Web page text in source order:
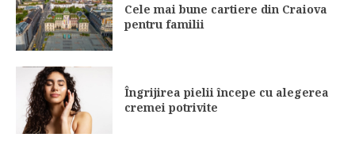
Cele mai bune cartiere din Craiova
pentru familii
Îngrijirea pielii începe cu alegerea
cremei potrivite